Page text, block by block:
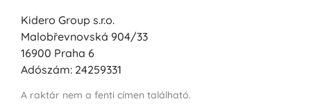
Kidero Group s.r.o.
Malobřevnovská 904/33
16900 Praha 6
Adószám: 24259331
A raktár nem a fenti címen található.